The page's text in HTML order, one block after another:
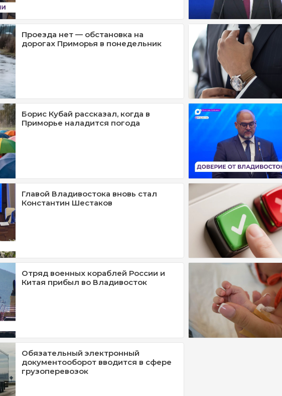
Проезда нет — обстановка на
дорогах Приморья в понедельник
Борис Кубай рассказал, когда в
Приморье наладится погода
Главой Владивостока вновь стал
Константин Шестаков
Отряд военных кораблей России и
Китая прибыл во Владивосток
Обязательный электронный
документооборот вводится в сфере
грузоперевозок